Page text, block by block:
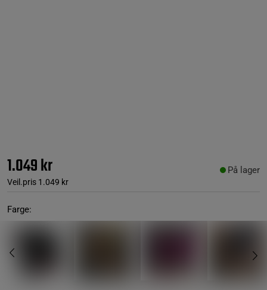
1.049 kr
Veil.pris 1.049 kr
På lager
Farge: